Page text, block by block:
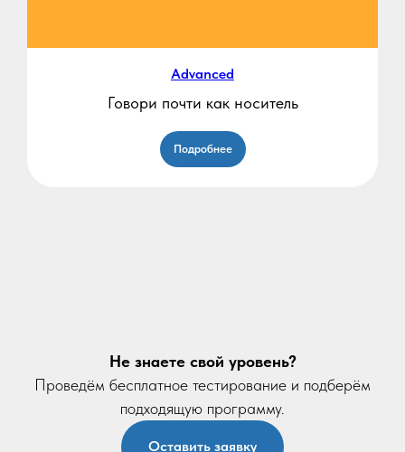
Advanced
Говори почти как носитель
Подробнее
Не знаете свой уровень?
Проведём бесплатное тестирование и подберём
подходящую программу.
Оставить заявку